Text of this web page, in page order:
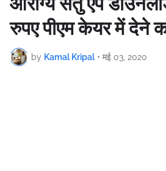
रुपए पीएम केयर में देने
by Kamal Kripal • मई 03, 2020